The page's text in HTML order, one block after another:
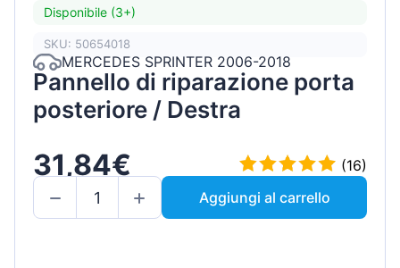
Disponibile (3+)
SKU: 50654018
MERCEDES SPRINTER 2006-2018
Pannello di riparazione porta
posteriore / Destra
31,84€
(16)
Aggiungi al carrello